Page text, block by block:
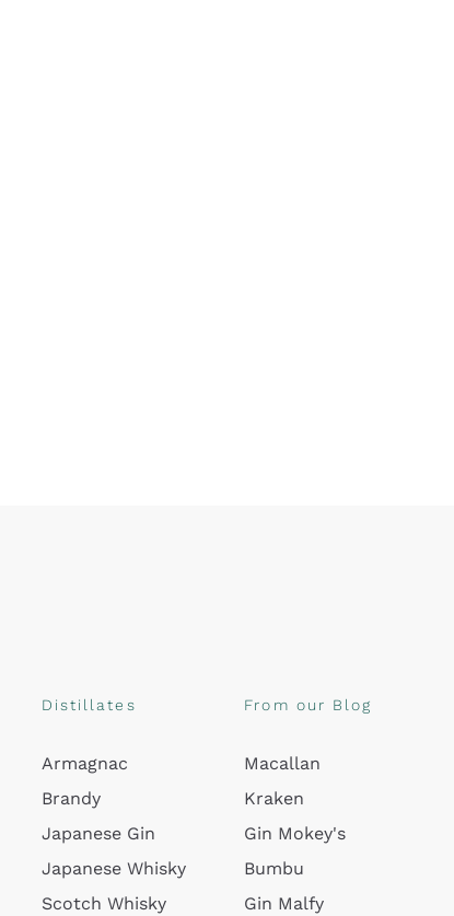
Distillates
Armagnac
Brandy
Japanese Gin
Japanese Whisky
Scotch Whisky
From our Blog
Macallan
Kraken
Gin Mokey's
Bumbu
Gin Malfy